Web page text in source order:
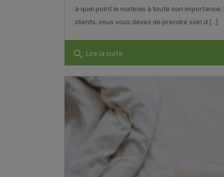
à quel point le matelas à toute son importance.
clients, vous vous devez de prendre soin d [...]
search Lire la suite